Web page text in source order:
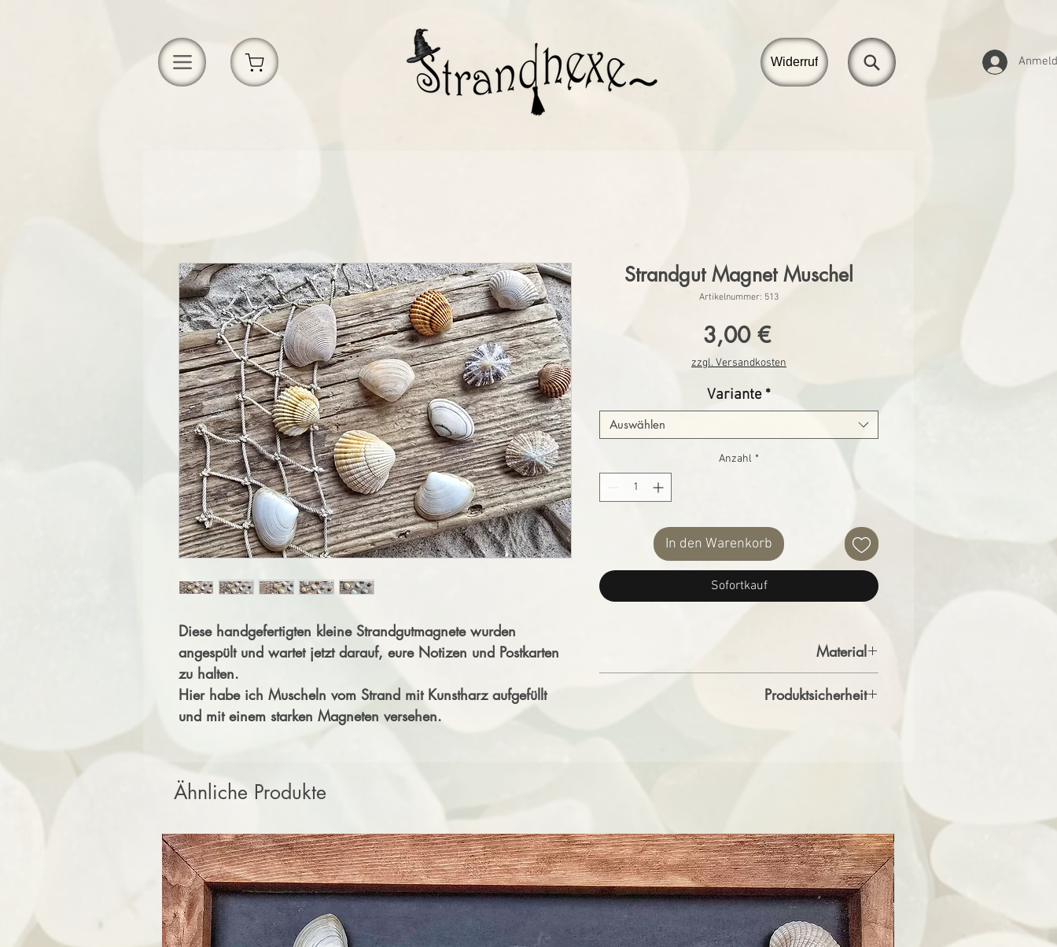
Widerruf
Diese handgefertigten kleine Strandgutmagnete wurden
angespült und wartet jetzt darauf, eure Notizen und Postkarten
zu halten.
Hier habe ich Muscheln vom Strand mit Kunstharz aufgefüllt
und mit einem starken Magneten versehen.
Strandgut Magnet Muschel
Artikelnummer: 513
3,00 €Preis
zzgl. Versandkosten
Variante *
Auswählen
Anzahl *
In den Warenkorb
Sofortkauf
Material
Produktsicherheit
werden, da kleine Teile eine Erstickungsgefahr darstellen
können.
Magnete können die Funktion von medizinischen Geräten
wie Herzschrittmachern oder Implantaten beeinträchtigen.
Halten Sie Magnete daher fern von solchen Geräten.
Ebenso können sie elektronische Geräte wie Handys,
Laptops oder Kreditkarten beschädigen. Bewahre die
Ähnliche Produkte